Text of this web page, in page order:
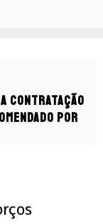
contratação
por